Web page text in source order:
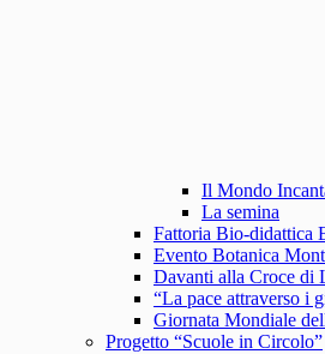
Il Mondo
La semina
Fattoria Bio-didattica
Evento Botanica
Davanti alla Croce di
“La pace attraverso i
Giornata Mondiale
Progetto “Scuole in Circolo”